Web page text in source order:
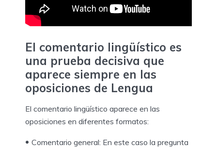
El comentario lingüístico es
una prueba decisiva que
aparece siempre en las
oposiciones de Lengua
El comentario lingüístico aparece en las
oposiciones en diferentes formatos:
Comentario general: En este caso la pregunta